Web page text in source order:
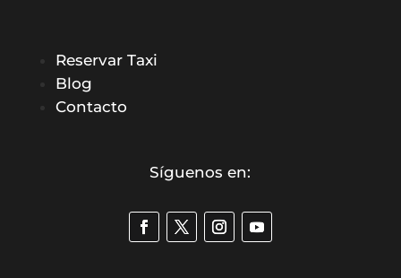
Reservar Taxi
Blog
Contacto
Síguenos en: